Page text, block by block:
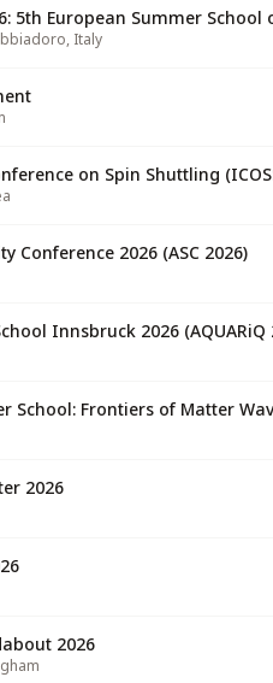
5th European Summer
,Italy
on Spin Shuttling
Conference 2026 (ASC 2026)
Innsbruck 2026 (AQUARiQ
School: Frontiers of Matter
2026
2026